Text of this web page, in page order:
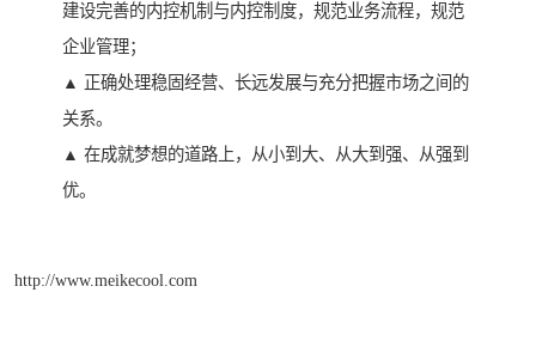
建设完善的内控机制与内控制度，规范业务流程，规范
企业管理；
▲ 正确处理稳固经营、长远发展与充分把握市场之间的
关系。
▲ 在成就梦想的道路上，从小到大、从大到强、从强到
优。
http://www.meikecool.com